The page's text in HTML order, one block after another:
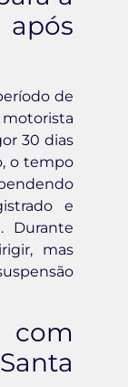
de
motorista
30 dias
o tempo
e
Durante
mas